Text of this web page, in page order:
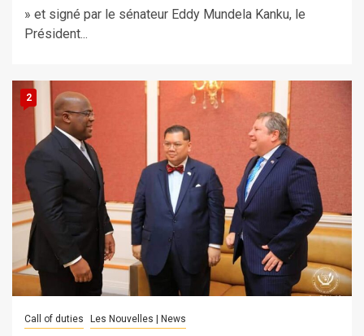
» et signé par le sénateur Eddy Mundela Kanku, le
Président...
2
Call of duties Les Nouvelles | News